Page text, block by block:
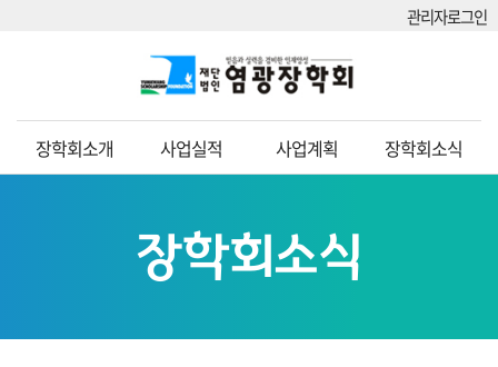
관리자로그인
장학회소개 사업실적 사업계획 장학회소식
장학회소식